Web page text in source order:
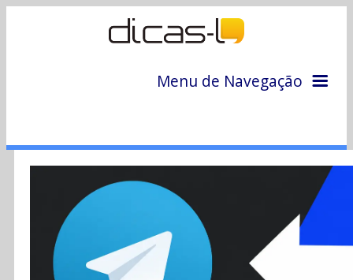
Menu de Navegação
Colunas